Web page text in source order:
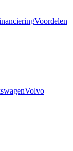
Voordelen
Volvo